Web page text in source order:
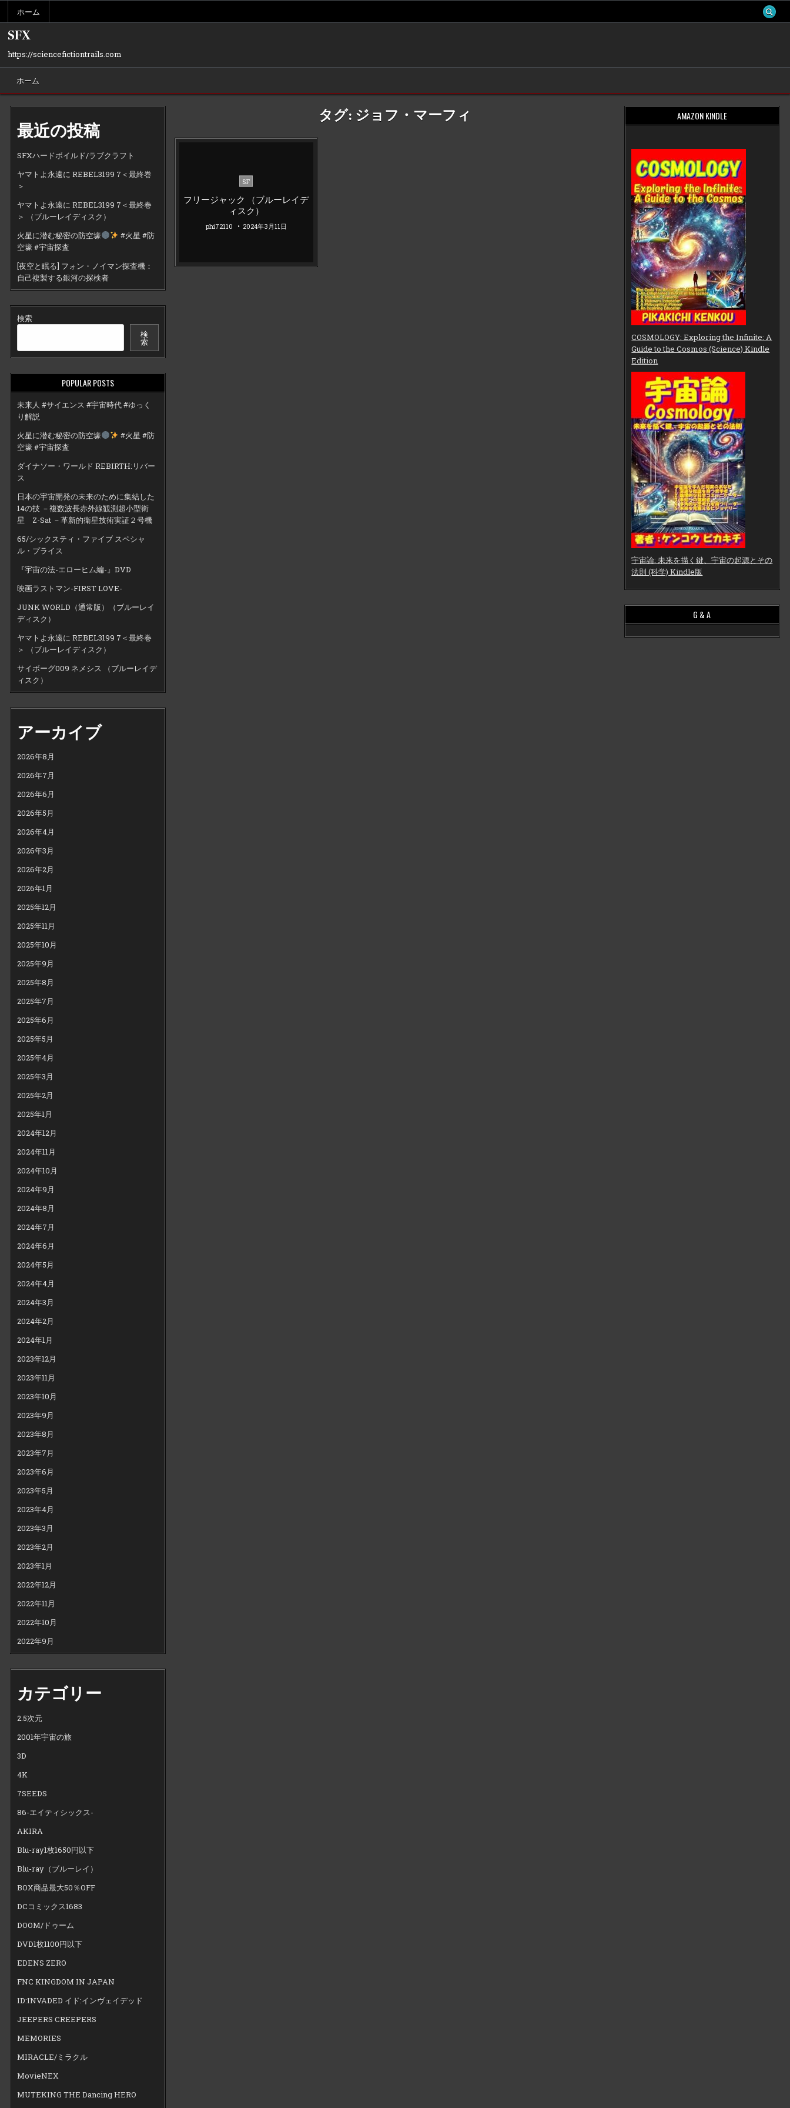
content
ホーム
SFX
https://sciencefictiontrails.com
ホーム
最近の投稿
SFXハードボイルド/ラブクラフト
ヤマトよ永遠に REBEL3199 7＜最終巻
＞
ヤマトよ永遠に REBEL3199 7＜最終巻
＞ （ブルーレイディスク）
火星に潜む秘密の防空壕
#火星 #防
空壕 #宇宙探査
[夜空と眠る] フォン・ノイマン探査機：
自己複製する銀河の探検者
検索
検
索
POPULAR POSTS
未来人 #サイエンス #宇宙時代 #ゆっく
り解説
火星に潜む秘密の防空壕
#火星 #防
空壕 #宇宙探査
ダイナソー・ワールド REBIRTH:リバー
ス
日本の宇宙開発の未来のために集結した
14の技 －複数波長赤外線観測超小型衛
星 Z-Sat －革新的衛星技術実証２号機
65/シックスティ・ファイブ スペシャ
ル・プライス
『宇宙の法-エローヒム編-』DVD
映画ラストマン-FIRST LOVE-
JUNK WORLD（通常版）（ブルーレイ
ディスク）
ヤマトよ永遠に REBEL3199 7＜最終巻
＞ （ブルーレイディスク）
サイボーグ009 ネメシス （ブルーレイデ
ィスク）
アーカイブ
2026年8月
2026年7月
2026年6月
2026年5月
2026年4月
2026年3月
2026年2月
2026年1月
2025年12月
2025年11月
2025年10月
2025年9月
2025年8月
2025年7月
2025年6月
2025年5月
2025年4月
2025年3月
2025年2月
2025年1月
2024年12月
2024年11月
2024年10月
2024年9月
2024年8月
2024年7月
2024年6月
2024年5月
2024年4月
2024年3月
2024年2月
2024年1月
2023年12月
2023年11月
2023年10月
2023年9月
2023年8月
2023年7月
2023年6月
2023年5月
2023年4月
2023年3月
2023年2月
2023年1月
2022年12月
2022年11月
2022年10月
2022年9月
カテゴリー
2.5次元
2001年宇宙の旅
3D
4K
7SEEDS
86-エイティシックス-
AKIRA
Blu-ray1枚1650円以下
Blu-ray（ブルーレイ）
BOX商品最大50％OFF
DCコミックス1683
DOOM/ドゥーム
DVD1枚1100円以下
EDENS ZERO
FNC KINGDOM IN JAPAN
ID:INVADED イド:インヴェイデッド
JEEPERS CREEPERS
MEMORIES
MIRACLE/ミラクル
MovieNEX
MUTEKING THE Dancing HERO
タグ: ジョフ・マーフィ
Posted
SF
フリージャック （ブルーレイデ
ィスク）
phi72110 2024年3月11日
AMAZON KINDLE
COSMOLOGY: Exploring the Infinite: A
Guide to the Cosmos (Science) Kindle
Edition
宇宙論: 未来を描く鍵、宇宙の起源とその
法則 (科学) Kindle版
G & A